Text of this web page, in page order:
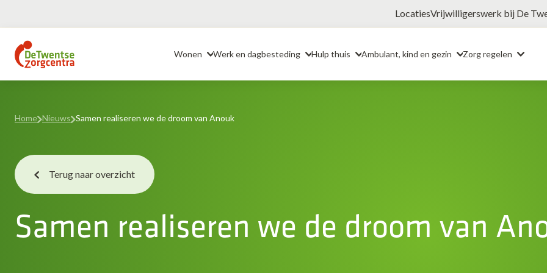
inhoud
LocatiesVrijwilligerswerk bij De
Header
Wonen Werk en dagbesteding Hulp thuis Ambulant, kind en gezin Zorg regelen
Home Nieuws Samen realiseren we de droom van Anouk
Terug naar overzicht
Samen realiseren we de droom van